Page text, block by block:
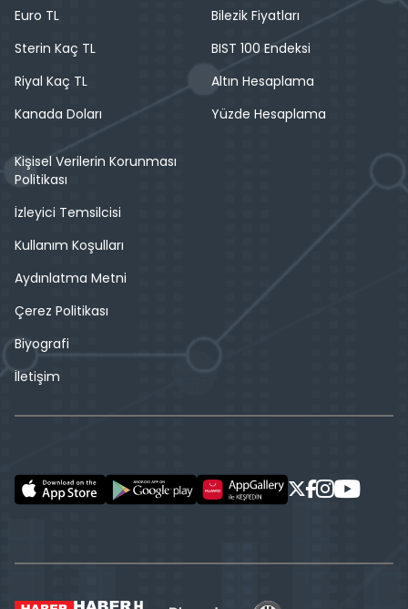
Euro TL
Sterin Kaç TL
Riyal Kaç TL
Kanada Doları
Bilezik Fiyatları
BIST 100 Endeksi
Altın Hesaplama
Yüzde Hesaplama
Kişisel Verilerin Korunması
Politikası
İzleyici Temsilcisi
Kullanım Koşulları
Aydınlatma Metni
Çerez Politikası
Biyografi
İletişim